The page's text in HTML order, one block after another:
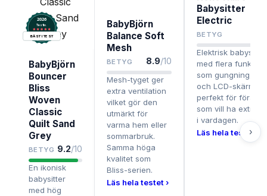
2026
Testix.
BÄST I TEST
BabyBjörn
Bouncer
Bliss
Woven
Classic
Quilt Sand
Grey
BETYG 9.2/10
En ikonisk
babysitter
med hög
BabyBjörn
Balance Soft
Mesh
BETYG 8.9/10
Mesh-tyget ger
extra ventilation
vilket gör den
utmärkt för
varma hem eller
sommarbruk.
Samma höga
kvalitet som
Bliss-serien.
Läs hela testet ›
Babysitter
Electric
BETYG
Elektrisk babysitter
med flera
som gungning,
och LCD-skärm –
perfekt för
som vill ha extra
i vardagen.
Läs hela testet ›
›